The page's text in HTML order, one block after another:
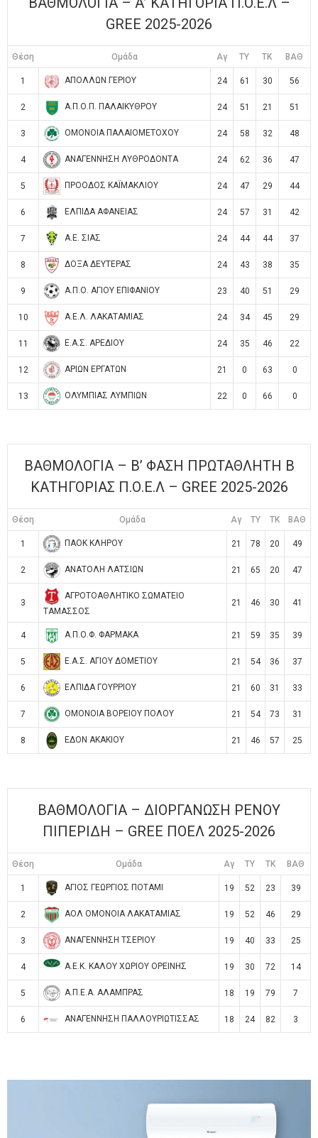
GREE 2025-2026
Θέση Ομάδα Αγ TY TK ΒΑΘ
1 ΑΠΟΛΛΩΝ ΓΕΡΙΟΥ 24 61 30 56
2 Α.Π.Ο.Π. ΠΑΛΑΙΚΥΘΡΟΥ 24 51 21 51
3 ΟΜΟΝΟΙΑ ΠΑΛΑΙΟΜΕΤΟΧΟΥ 24 58 32 48
4 ΑΝΑΓΕΝΝΗΣΗ ΛΥΘΡΟΔΟΝΤΑ 24 62 36 47
5 ΠΡΟΟΔΟΣ ΚΑΪΜΑΚΛΙΟΥ 24 47 29 44
6 ΕΛΠΙΔΑ ΑΦΑΝΕΙΑΣ 24 57 31 42
7 Α.Ε. ΣΙΑΣ 24 44 44 37
8 ΔΟΞΑ ΔΕΥΤΕΡΑΣ 24 43 38 35
9 Α.Π.Ο. ΑΓΙΟΥ ΕΠΙΦΑΝΙΟΥ 23 40 51 29
10 Α.Ε.Λ. ΛΑΚΑΤΑΜΙΑΣ 24 34 45 29
11 Ε.Α.Σ. ΑΡΕΔΙΟΥ 24 35 46 22
12 ΑΡΙΩΝ ΕΡΓΑΤΩΝ 21 0 63 0
13 ΟΛΥΜΠΙΑΣ ΛΥΜΠΙΩΝ 22 0 66 0
ΒΑΘΜΟΛΟΓΙΑ – Β’ ΦΑΣΗ ΠΡΩΤΑΘΛΗΤΗ Β
ΚΑΤΗΓΟΡΙΑΣ Π.Ο.Ε.Λ – GREE 2025-2026
Θέση Ομάδα Αγ TY TK ΒΑΘ
1 ΠΑΟΚ ΚΛΗΡΟΥ 21 78 20 49
2 ΑΝΑΤΟΛΗ ΛΑΤΣΙΩΝ 21 65 20 47
3
ΑΓΡΟΤΟΑΘΛΗΤΙΚΟ ΣΩΜΑΤΕΙΟ
ΤΑΜΑΣΣΟΣ
21 46 30 41
4 Α.Π.Ο.Φ. ΦΑΡΜΑΚΑ 21 59 35 39
5 Ε.Α.Σ. ΑΓΙΟΥ ΔΟΜΕΤΙΟΥ 21 54 36 37
6 ΕΛΠΙΔΑ ΓΟΥΡΡΙΟΥ 21 60 31 33
7 ΟΜΟΝΟΙΑ ΒΟΡΕΙΟΥ ΠΟΛΟΥ 21 54 73 31
8 ΕΔΟΝ ΑΚΑΚΙΟΥ 21 46 57 25
ΒΑΘΜΟΛΟΓΙΑ – ΔΙΟΡΓΑΝΩΣΗ ΡΕΝΟΥ
ΠΙΠΕΡΙΔΗ – GREE ΠΟΕΛ 2025-2026
Θέση Ομάδα Αγ TY TK ΒΑΘ
1 ΑΓΙΟΣ ΓΕΩΡΓΙΟΣ ΠΟΤΑΜΙ 19 52 23 39
2 ΑΟΛ ΟΜΟΝΟΙΑ ΛΑΚΑΤΑΜΙΑΣ 19 52 46 29
3 ΑΝΑΓΕΝΝΗΣΗ ΤΣΕΡΙΟΥ 19 40 33 25
4 Α.Ε.Κ. ΚΑΛΟΥ ΧΩΡΙΟΥ ΟΡΕΙΝΗΣ 19 30 72 14
5 Α.Π.Ε.Α. ΑΛΑΜΠΡΑΣ 18 19 79 7
6 ΑΝΑΓΕΝΝΗΣΗ ΠΑΛΛΟΥΡΙΩΤΙΣΣΑΣ 18 24 82 3